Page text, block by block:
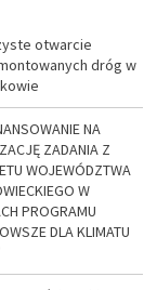
otwarcie
dróg w
NA
ZADANIA Z
WOJEWÓDZTWA
W
PROGRAMU
DLA KLIMATU